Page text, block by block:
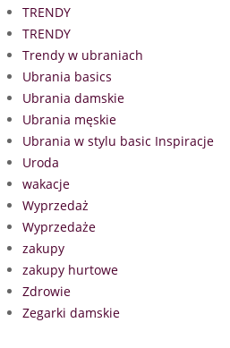
TRENDY
TRENDY
Trendy w ubraniach
Ubrania basics
Ubrania damskie
Ubrania męskie
Ubrania w stylu basic Inspiracje
Uroda
wakacje
Wyprzedaż
Wyprzedaże
zakupy
zakupy hurtowe
Zdrowie
Zegarki damskie